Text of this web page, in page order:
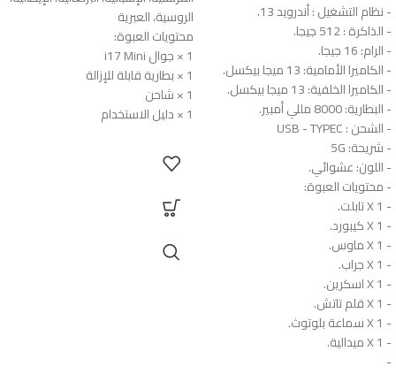
- نظام التشغيل : أندرويد 13.
- الذاكرة : 512 جيجا.
- الرام: 16 جيجا.
- الكاميرا الأمامية: 13 ميجا بيكسل.
- الكاميرا الخلفية: 13 ميجا بيكسل.
- البطارية: 8000 مللي أمبير.
- الشحن : USB - TYPEC
- شريحة: 5G
- اللون: عشوائي.
- محتويات العبوة:
- 1 X تابلت.
- 1 X كيبورد.
- 1 X ماوس.
- 1 X جراب.
- 1 X اسكرين.
- 1 X قلم تاتش.
- 1 X سماعة بلوتوث.
- 1 X ميدالية.
-
الروسية، العبرية
محتويات العبوة:
1 × جوال i17 Mini
1 × بطارية قابلة للإزالة
1 × شاحن
1 × دليل الاستخدام